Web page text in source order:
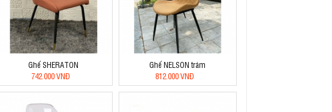
Ghế SHERATON
742.000 VNĐ
Ghế NELSON trám
812.000 VNĐ